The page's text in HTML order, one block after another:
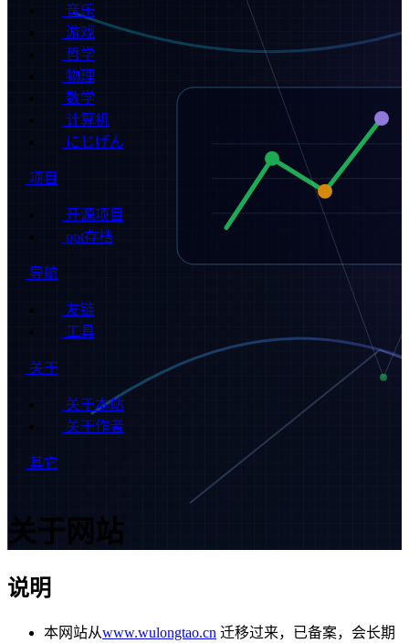
音乐
游戏
哲学
物理
数学
计算机
にじげん
项目
开源项目
ppt存档
导航
友链
工具
关于
关于本站
关于作者
其它
关于网站
说明
本网站从www.wulongtao.cn 迁移过来，已备案，会长期